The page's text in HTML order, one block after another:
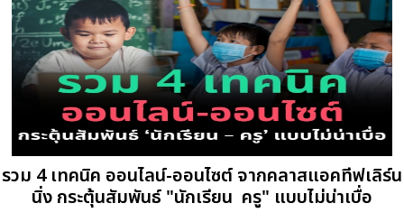
รวม 4 เทคนิค ออนไลน์-ออนไซต์ จากคลาสแอคทีฟเลิร์น
นิ่ง กระตุ้นสัมพันธ์ "นักเรียน  ครู" แบบไม่น่าเบื่อ